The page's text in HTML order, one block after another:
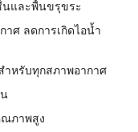
นและพื้นขรุขระ
าศ ลดการเกิดไอน้ำ
ำหรับทุกสภาพอากาศ
ภาพสูง